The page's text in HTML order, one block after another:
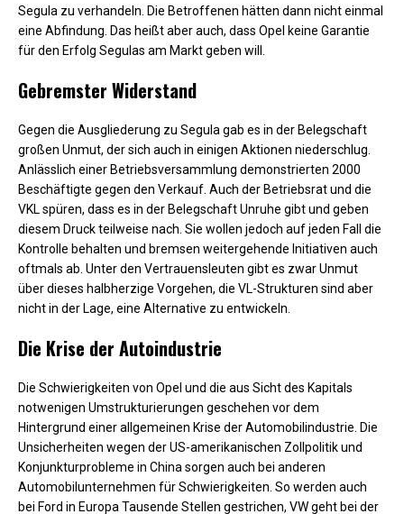
Segula zu verhandeln. Die Betroffenen hätten dann nicht einmal
eine Abfindung. Das heißt aber auch, dass Opel keine Garantie
für den Erfolg Segulas am Markt geben will.
Gebremster Widerstand
Gegen die Ausgliederung zu Segula gab es in der Belegschaft
großen Unmut, der sich auch in einigen Aktionen niederschlug.
Anlässlich einer Betriebsversammlung demonstrierten 2000
Beschäftigte gegen den Verkauf. Auch der Betriebsrat und die
VKL spüren, dass es in der Belegschaft Unruhe gibt und geben
diesem Druck teilweise nach. Sie wollen jedoch auf jeden Fall die
Kontrolle behalten und bremsen weitergehende Initiativen auch
oftmals ab. Unter den Vertrauensleuten gibt es zwar Unmut
über dieses halbherzige Vorgehen, die VL-Strukturen sind aber
nicht in der Lage, eine Alternative zu entwickeln.
Die Krise der Autoindustrie
Die Schwierigkeiten von Opel und die aus Sicht des Kapitals
notwenigen Umstrukturierungen geschehen vor dem
Hintergrund einer allgemeinen Krise der Automobilindustrie. Die
Unsicherheiten wegen der US-amerikanischen Zollpolitik und
Konjunkturprobleme in China sorgen auch bei anderen
Automobilunternehmen für Schwierigkeiten. So werden auch
bei Ford in Europa Tausende Stellen gestrichen, VW geht bei der